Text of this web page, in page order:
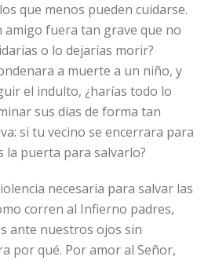
que menos pueden cuidarse.
amigo fuera tan grave que no
o lo dejarías morir?
a muerte a un niño, y
el indulto, ¿harías todo lo
sus días de forma tan
si tu vecino se encerrara para
la puerta para salvarlo?
necesaria para salvar las
corren al Infierno padres,
ante nuestros ojos sin
por qué. Por amor al Señor,